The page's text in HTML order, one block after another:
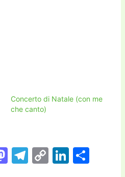
Concerto di Natale (con me
che canto)
M T
C
Li